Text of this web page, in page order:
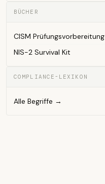
BÜCHER
CISM Prüfungsvorbereitung
NIS-2 Survival Kit
COMPLIANCE-LEXIKON
Alle Begriffe →